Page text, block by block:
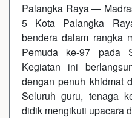
Palangka Raya —
5 Kota Palangka
bendera dalam rangka
Pemuda ke-97 pada
Kegiatan ini
dengan penuh khidmat
Seluruh guru, tenaga
didik mengikuti upacara